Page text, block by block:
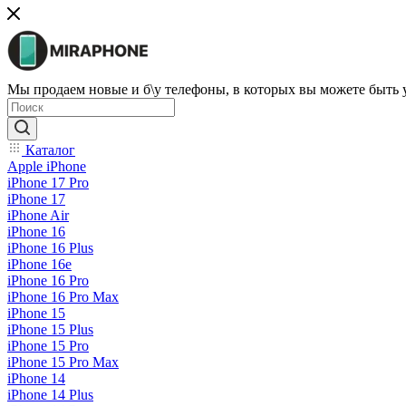
Мы продаем новые и б\у телефоны, в которых вы можете быть
Каталог
Apple iPhone
iPhone 17 Pro
iPhone 17
iPhone Air
iPhone 16
iPhone 16 Plus
iPhone 16e
iPhone 16 Pro
iPhone 16 Pro Max
iPhone 15
iPhone 15 Plus
iPhone 15 Pro
iPhone 15 Pro Max
iPhone 14
iPhone 14 Plus